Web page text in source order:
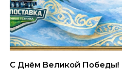
С Днём Великой Победы!